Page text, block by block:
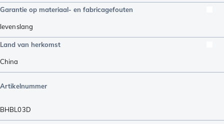
Garantie op materiaal- en fabricagefouten
levenslang
Land van herkomst
China
Artikelnummer
BHBL03D